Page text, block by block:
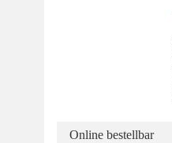
Online bestellbar